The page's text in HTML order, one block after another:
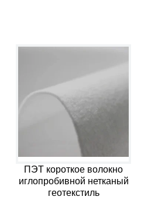
ПЭТ короткое волокно
иглопробивной нетканый
геотекстиль